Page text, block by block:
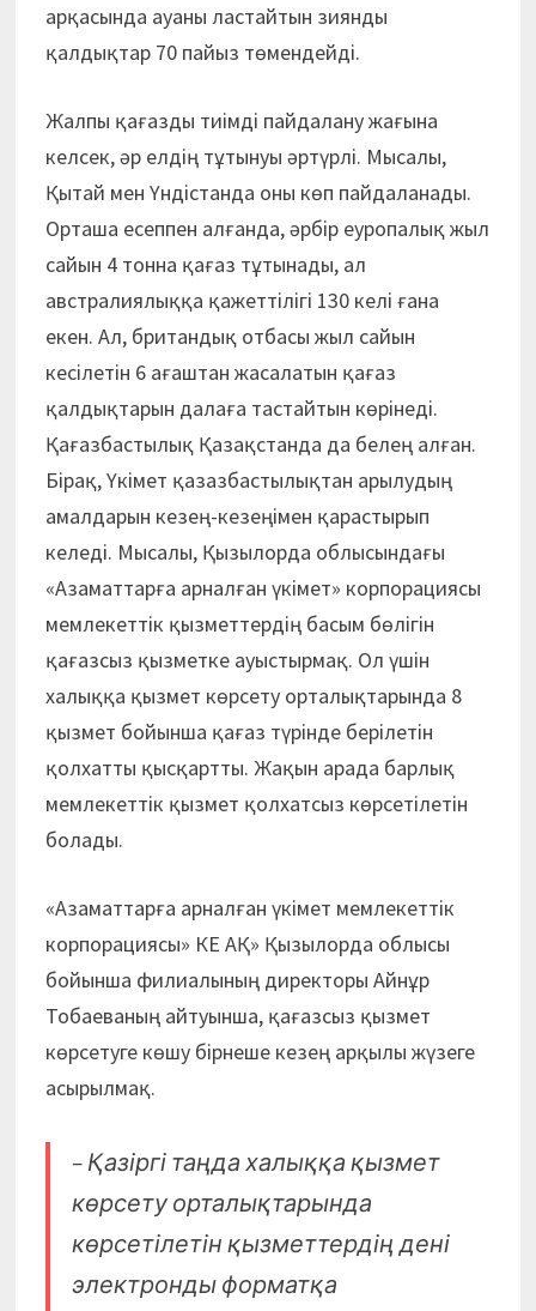
арқасында ауаны ластайтын зиянды
қалдықтар 70 пайыз төмендейді.
Жалпы қағазды тиімді пайдалану жағына
келсек, әр елдің тұтынуы әртүрлі. Мысалы,
Қытай мен Үндістанда оны көп пайдаланады.
Орташа есеппен алғанда, әрбір еуропалық жыл
сайын 4 тонна қағаз тұтынады, ал
австралиялыққа қажеттілігі 130 келі ғана
екен. Ал, британдық отбасы жыл сайын
кесілетін 6 ағаштан жасалатын қағаз
қалдықтарын далаға тастайтын көрінеді.
Қағазбастылық Қазақстанда да белең алған.
Бірақ, Үкімет қазазбастылықтан арылудың
амалдарын кезең-кезеңімен қарастырып
келеді. Мысалы, Қызылорда облысындағы
«Азаматтарға арналған үкімет» корпорациясы
мемлекеттік қызметтердің басым бөлігін
қағазсыз қызметке ауыстырмақ. Ол үшін
халыққа қызмет көрсету орталықтарында 8
қызмет бойынша қағаз түрінде берілетін
қолхатты қысқартты. Жақын арада барлық
мемлекеттік қызмет қолхатсыз көрсетілетін
болады.
«Азаматтарға арналған үкімет мемлекеттік
корпорациясы» КЕ АҚ» Қызылорда облысы
бойынша филиалының директоры Айнұр
Тобаеваның айтуынша, қағазсыз қызмет
көрсетуге көшу бірнеше кезең арқылы жүзеге
асырылмақ.
– Қазіргі таңда халыққа қызмет
көрсету орталықтарында
көрсетілетін қызметтердің дені
электронды форматқа